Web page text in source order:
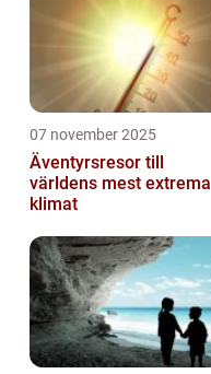
07 november 2025
Äventyrsresor till
världens mest extrema
klimat